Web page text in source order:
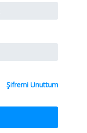
Şifremi Unuttum